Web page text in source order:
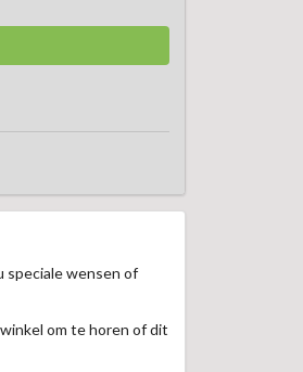
speciale wensen of
om te horen of dit